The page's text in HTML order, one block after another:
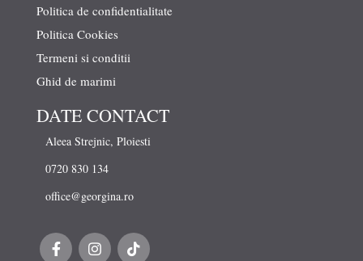
Politica de confidentialitate
Politica Cookies
Termeni si conditii
Ghid de marimi
DATE CONTACT
Aleea Strejnic, Ploiesti
0720 830 134
office@georgina.ro